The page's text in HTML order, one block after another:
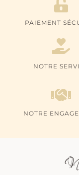
PAIEMENT
NOTRE
NOTRE